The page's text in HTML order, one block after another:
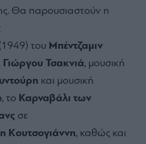
Θα παρουσιαστούν η
του Μπέντζαμιν
Γιώργου Τσακνιά, μουσική
και μουσική
, το Καρναβάλι των
σε
Κουτσογιάννη, καθώς και